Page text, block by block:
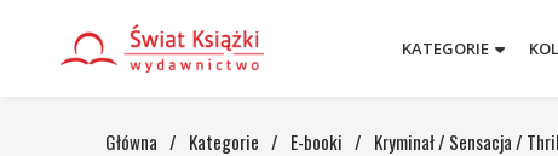
KATEGORIE
Główna / Kategorie / E-booki / Kryminał / Sensacja /